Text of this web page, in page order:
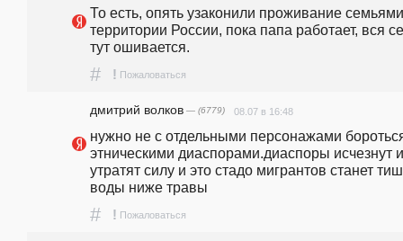
То есть, опять узаконили проживание
территории России, пока папа работает, вся
тут ошивается.
# ! Пожаловаться
дмитрий волков — (6779) 08.07 в 16:48
нужно не с отдельными персонажами
этническими диаспорами.диаспоры исчезнут
утратят силу и это стадо мигрантов станет
воды ниже травы
# ! Пожаловаться